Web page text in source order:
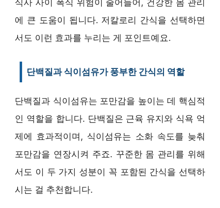
에 큰 도움이 됩니다. 저칼로리 간식을 선택하면
서도 이런 효과를 누리는 게 포인트예요.
단백질과 식이섬유가 풍부한 간식의 역할
단백질과 식이섬유는 포만감을 높이는 데 핵심적
인 역할을 합니다. 단백질은 근육 유지와 식욕 억
제에 효과적이며, 식이섬유는 소화 속도를 늦춰
포만감을 연장시켜 주죠. 꾸준한 몸 관리를 위해
서도 이 두 가지 성분이 꼭 포함된 간식을 선택하
시는 걸 추천합니다.